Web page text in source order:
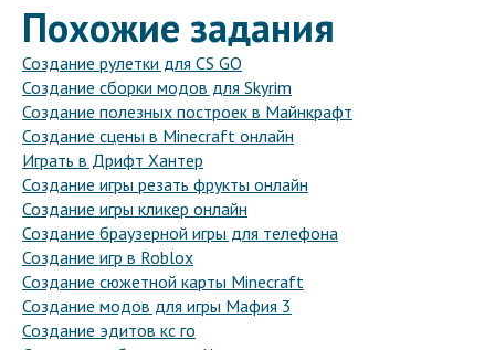
Похожие задания
Создание рулетки для CS GO
Создание сборки модов для Skyrim
Создание полезных построек в Майнкрафт
Создание сцены в Minecraft онлайн
Играть в Дрифт Хантер
Создание игры резать фрукты онлайн
Создание игры кликер онлайн
Создание браузерной игры для телефона
Создание игр в Roblox
Создание сюжетной карты Minecraft
Создание модов для игры Мафия 3
Создание эдитов кс го